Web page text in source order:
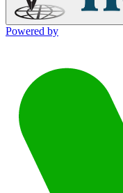
Powered by